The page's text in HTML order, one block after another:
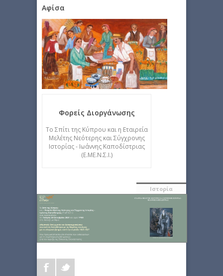
Αφίσα
Φορείς Διοργάνωσης
Το Σπίτι της Κύπρου και η Εταιρεία
Μελέτης Νεότερης και Σύγχρονης
Ιστορίας - Ιωάννης Καποδίστριας
(Ε.ΜΕ.Ν.Σ.Ι.)
Ιστορία